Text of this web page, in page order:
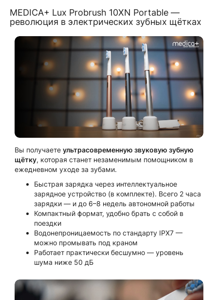
MEDICA+ Lux Probrush 10XN Portable —
революция в электрических зубных щётках
Вы получаете ультрасовременную звуковую зубную
щётку, которая станет незаменимым помощником в
ежедневном уходе за зубами.
Быстрая зарядка через интеллектуальное
зарядное устройство (в комплекте). Всего 2 часа
зарядки — и до 6–8 недель автономной работы
Компактный формат, удобно брать с собой в
поездки
Водонепроницаемость по стандарту IPX7 —
можно промывать под краном
Работает практически бесшумно — уровень
шума ниже 50 дБ